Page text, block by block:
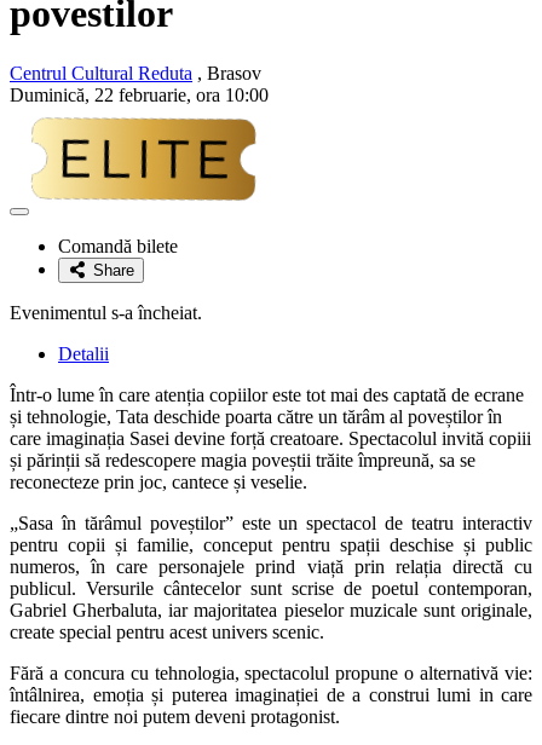
povestilor
Centrul Cultural Reduta , Brasov
Duminică, 22 februarie, ora 10:00
Adaugă
favoriteComandă bilete
Share
Evenimentul s-a încheiat.
Detalii
Într-o lume în care atenția copiilor este tot mai des captată de ecrane
și tehnologie, Tata deschide poarta către un tărâm al poveștilor în
care imaginația Sasei devine forță creatoare. Spectacolul invită copiii
și părinții să redescopere magia poveștii trăite împreună, sa se
reconecteze prin joc, cantece și veselie.
„Sasa în tărâmul poveștilor” este un spectacol de teatru interactiv
pentru copii și familie, conceput pentru spații deschise și public
numeros, în care personajele prind viață prin relația directă cu
publicul. Versurile cântecelor sunt scrise de poetul contemporan,
Gabriel Gherbaluta, iar majoritatea pieselor muzicale sunt originale,
create special pentru acest univers scenic.
Fără a concura cu tehnologia, spectacolul propune o alternativă vie:
întâlnirea, emoția și puterea imaginației de a construi lumi in care
fiecare dintre noi putem deveni protagonist.